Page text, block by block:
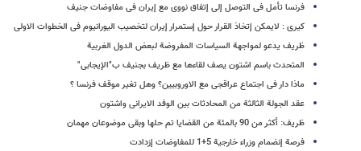
فرنسا تأمل فی التوصل إلی إتفاق نووی مع إیران فی مفاوضات جنیف
کیری : لایمکن إتخاذ القرار حول إستمرار إیران لتخصیب الیورانیوم فی الخطوات الاولی
ظریف یدعو لمواجهة السیاسات المفروضة لبعض الدول الغربیة
المتحدث باسم اشتون یصف لقاءها مع ظریف بجنیف ب"الإیجابی"
ماذا دار فی اجتماع عراقجی مع الاوروبیین؟ وهل تغیر موقف فرنسا ؟
عقد الجولة الثالثة من المحادثات بین الوفد الایرانی واشتون
ظریف: أکثر من 90 بالمئة من القضایا تم حلها وبقی موضوعان مهمان
فرصة إنضمام وزراء خارجیة 5+1 للمفاوضات إزدادت